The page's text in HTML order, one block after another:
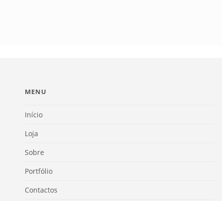
MENU
Início
Loja
Sobre
Portfólio
Contactos